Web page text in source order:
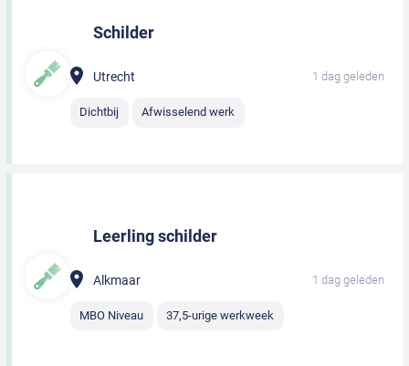
Schilder
Utrecht 1 dag geleden
Dichtbij Afwisselend werk
Leerling schilder
Alkmaar 1 dag geleden
MBO Niveau 37,5-urige werkweek